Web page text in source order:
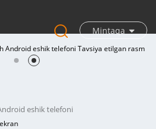
Mintaqa
eshik telefoni